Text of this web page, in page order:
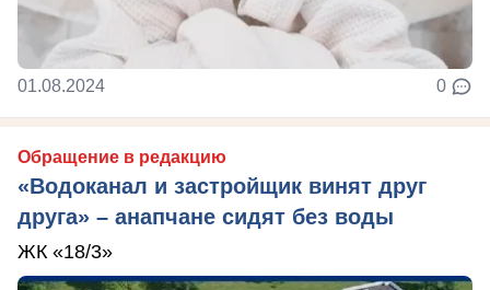
01.08.2024 0
Обращение в редакцию
«Водоканал и застройщик винят друг
друга» – анапчане сидят без воды
ЖК «18/3»